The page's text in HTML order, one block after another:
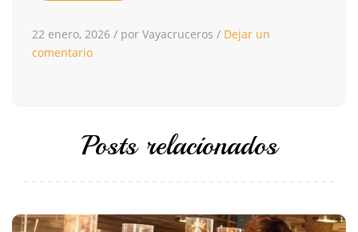
22 enero, 2026 / por Vayacruceros / Dejar un
comentario
Posts relacionados